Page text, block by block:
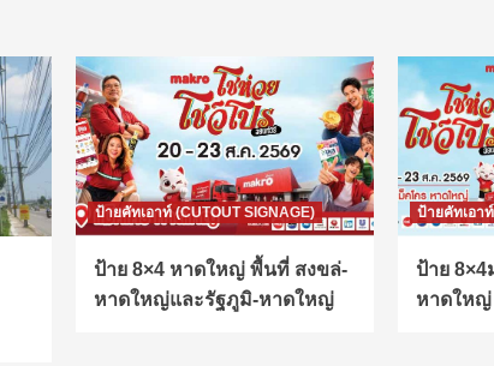
ป้ายคัทเอาท์ (CUTOUT SIGNAGE)
ป้าย 8×4 หาดใหญ่ พื้นที่ สงขล่-
หาดใหญ่และรัฐภูมิ-หาดใหญ่
ป้ายคัทเอา
ป้าย
หาดใหญ่